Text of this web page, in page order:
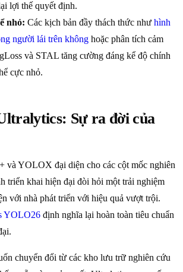
lợi thế quyết định.
nhỏ: Các kịch bản đầy thách thức như hình
người lái trên không hoặc phân tích cảm
và STAL tăng cường đáng kể độ chính
cực nhỏ.
Sự ra đời của
và YOLOX đại diện cho các cột mốc nghiên
triển khai hiện đại đòi hỏi một trải nghiệm
với nhà phát triển với hiệu quả vượt trội.
YOLO26 định nghĩa lại hoàn toàn tiêu chuẩn
chuyển đổi từ các kho lưu trữ nghiên cứu